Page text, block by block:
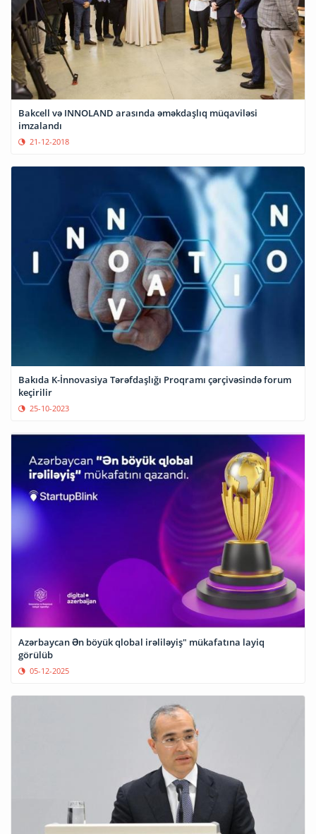
Bakcell və INNOLAND arasında əməkdaşlıq müqaviləsi
imzalandı
21-12-2018
Bakıda K-İnnovasiya Tərəfdaşlığı Proqramı çərçivəsində forum
keçirilir
25-10-2023
Azərbaycan Ən böyük qlobal irəliləyiş" mükafatına layiq
görülüb
05-12-2025